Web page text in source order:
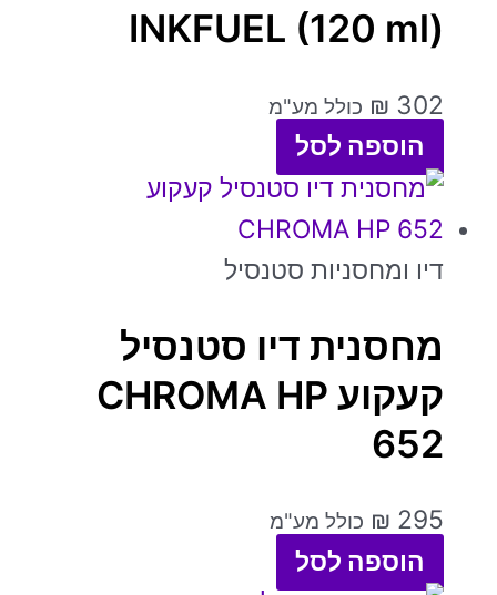
INKFUEL (120 ml)
₪ 302 כולל מע"מ
הוספה לסל
דיו ומחסניות סטנסיל
מחסנית דיו סטנסיל
קעקוע CHROMA HP
652
₪ 295 כולל מע"מ
הוספה לסל